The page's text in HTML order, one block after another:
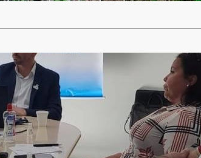
se reúne com FEMERGS
30 de março de 2022
Associação de Municípios da Fronteira